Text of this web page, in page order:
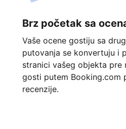
Brz početak sa
Vaše ocene gostiju sa
putovanja se konvertuju i
stranici vašeg objekta pre
gosti putem Booking.com
recenzije.